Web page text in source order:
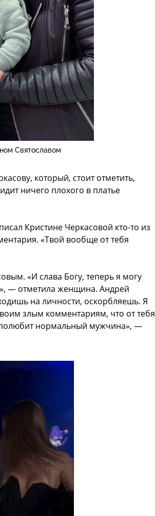
Святославом
который, стоит отметить,
ничего плохого в платье
Кристине Черкасовой кто-то из
«Твой вообще от тебя
«И слава Богу, теперь я могу
— отметила женщина. Андрей
на личности, оскорбляешь. Я
злым комментариям, что от тебя
полюбит нормальный мужчина», —